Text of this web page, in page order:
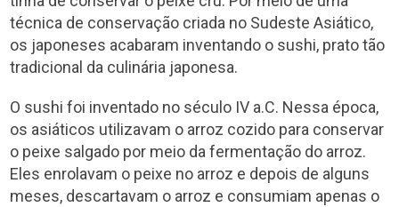
técnica de conservação criada no Sudeste Asiático,
os japoneses acabaram inventando o sushi, prato tão
tradicional da culinária japonesa.
O sushi foi inventado no século IV a.C. Nessa época,
os asiáticos utilizavam o arroz cozido para conservar
o peixe salgado por meio da fermentação do arroz.
Eles enrolavam o peixe no arroz e depois de alguns
meses, descartavam o arroz e consumiam apenas o